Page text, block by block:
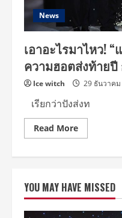
News
เอาอะไรมาไหว!
ความฮอตส่งท้าย
Ice witch 29 ธันวาคม
เรียกว่าปังส่งท
Read MoreRead
more
“แพ
ทริค
ณัฐ
วรรธ์”
YOU MAY HAVE MISSED